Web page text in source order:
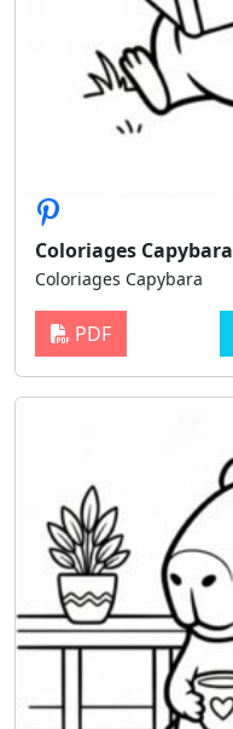
Coloriages Capybara
Coloriages Capybara
PDF